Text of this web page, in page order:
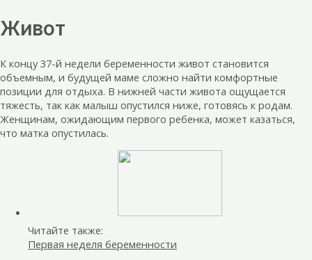
Живот
К концу 37-й недели беременности живот становится
объемным, и будущей маме сложно найти комфортные
позиции для отдыха. В нижней части живота ощущается
тяжесть, так как малыш опустился ниже, готовясь к родам.
Женщинам, ожидающим первого ребенка, может казаться,
что матка опустилась.
Читайте также:
Первая неделя беременности